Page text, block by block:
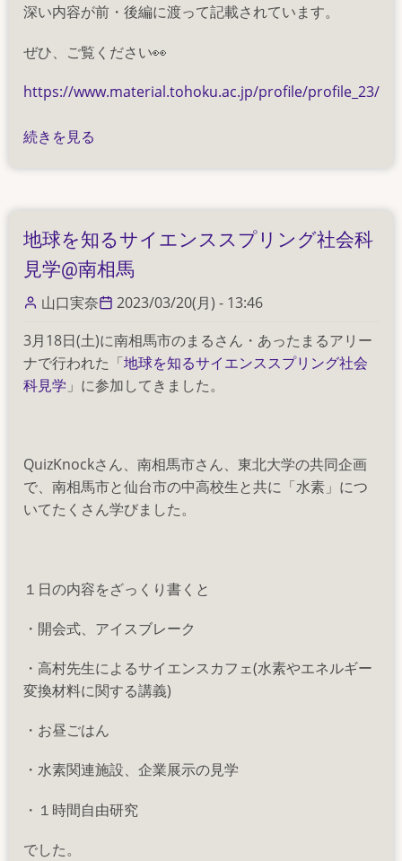
深い内容が前・後編に渡って記載されています。
ぜひ、ご覧ください👀
https://www.material.tohoku.ac.jp/profile/profile_23/
"研
ロ
フ
ァ
イ
に
高
村
記
事
が
の
続きを見る
地球を知るサイエンススプリング社会科
見学@南相馬
山口実奈
2023/03/20(月) - 13:46
3月18日(土)に南相馬市のまるさん・あったまるアリー
ナで行われた「地球を知るサイエンススプリング社会
科見学 」に参加してきました。
QuizKnockさん、南相馬市さん、東北大学の共同企画
で、南相馬市と仙台市の中高校生と共に「水素」につ
いてたくさん学びました。
１日の内容をざっくり書くと
・開会式、アイスブレーク
・高村先生によるサイエンスカフェ(水素やエネルギー
変換材料に関する講義)
・お昼ごはん
・水素関連施設、企業展示の見学
・１時間自由研究
でした。